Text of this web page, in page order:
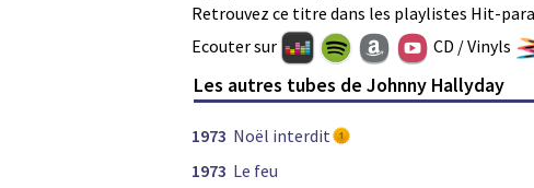
Retrouvez ce titre dans les playlistes Hit-
Ecouter sur
CD / Vinyls
Les autres tubes de Johnny Hallyday
1973 Noël interdit
1973 Le feu